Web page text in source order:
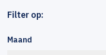
Filter op:
Maand